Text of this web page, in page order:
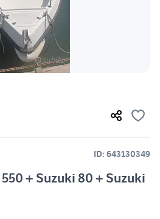
ID: 643130349
+ Suzuki 80 + Suzuki